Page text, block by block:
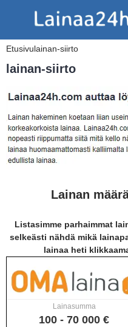
Etusivulainan-siirto
lainan-siirto
Lainan
Listasimme parhaimmat
selkeästi nähdä mikä
lainaa heti
Lainasumma
100 - 70 000 €